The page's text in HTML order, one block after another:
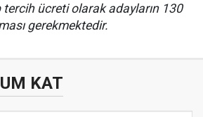
tercih ücreti olarak adayların 130
gerekmektedir.
KAT